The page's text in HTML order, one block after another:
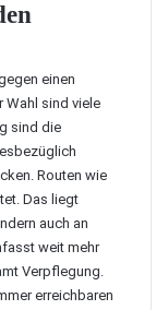
einen
Wahl sind viele
sind die
Routen wie
Das liegt
auch an
weit mehr
Verpflegung.
erreichbaren